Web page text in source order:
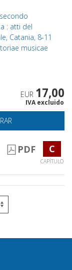
: atti del
Catania, 8-11
musicae
EUR 17,00
IVA excluido
PDF C
CAPÍTULO